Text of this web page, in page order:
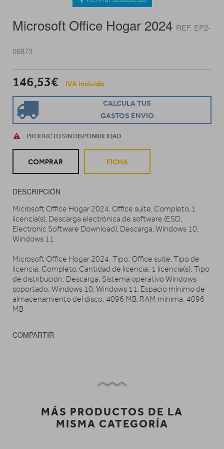
Microsoft Office Hogar 2024 REF. EP2-
06873
146,53€ IVA incluido
CALCULA TUS
GASTOS ENVIO
PRODUCTO SIN DISPONIBILIDAD
COMPRAR FICHA
DESCRIPCIÓN
Microsoft Office Hogar 2024, Office suite, Completo, 1
licencia(s), Descarga electrónica de software (ESD,
Electronic Software Download), Descarga, Windows 10,
Windows 11
Microsoft Office Hogar 2024. Tipo: Office suite, Tipo de
licencia: Completo, Cantidad de licencia: 1 licencia(s). Tipo
de distribución: Descarga. Sistema operativo Windows
soportado: Windows 10, Windows 11, Espacio mínimo de
almacenamiento del disco: 4096 MB, RAM mínima: 4096
MB
COMPARTIR
MÁS PRODUCTOS DE LA
MISMA CATEGORÍA